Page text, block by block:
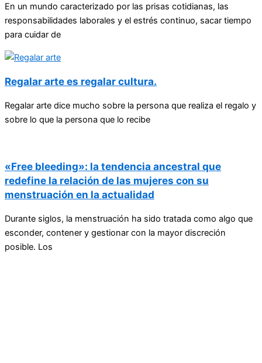
En un mundo caracterizado por las prisas cotidianas, las
responsabilidades laborales y el estrés continuo, sacar tiempo
para cuidar de
Regalar arte es regalar cultura.
Regalar arte dice mucho sobre la persona que realiza el regalo y
sobre lo que la persona que lo recibe
«Free bleeding»: la tendencia ancestral que
redefine la relación de las mujeres con su
menstruación en la actualidad
Durante siglos, la menstruación ha sido tratada como algo que
esconder, contener y gestionar con la mayor discreción
posible. Los